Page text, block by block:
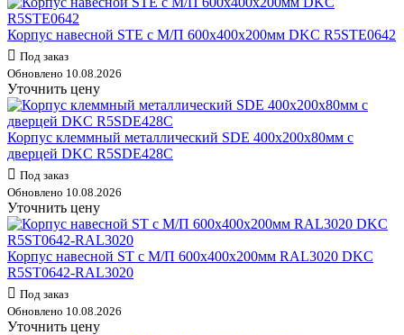
Корпус навесной STE с М/П 600х400х200мм DKC R5STE0642
Под заказ
Обновлено 10.08.2026
Уточнить цену
Корпус клеммный металлический SDE 400х200х80мм с
дверцей DKC R5SDE428C
Под заказ
Обновлено 10.08.2026
Уточнить цену
Корпус навесной ST с М/П 600х400х200мм RAL3020 DKC
R5ST0642-RAL3020
Под заказ
Обновлено 10.08.2026
Уточнить цену